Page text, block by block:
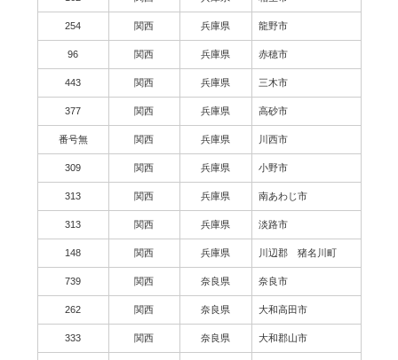
254 関西 兵庫県 龍野市
96 関西 兵庫県 赤穂市
443 関西 兵庫県 三木市
377 関西 兵庫県 高砂市
番号無 関西 兵庫県 川西市
309 関西 兵庫県 小野市
313 関西 兵庫県 南あわじ市
313 関西 兵庫県 淡路市
148 関西 兵庫県 川辺郡 猪名川町
739 関西 奈良県 奈良市
262 関西 奈良県 大和高田市
333 関西 奈良県 大和郡山市